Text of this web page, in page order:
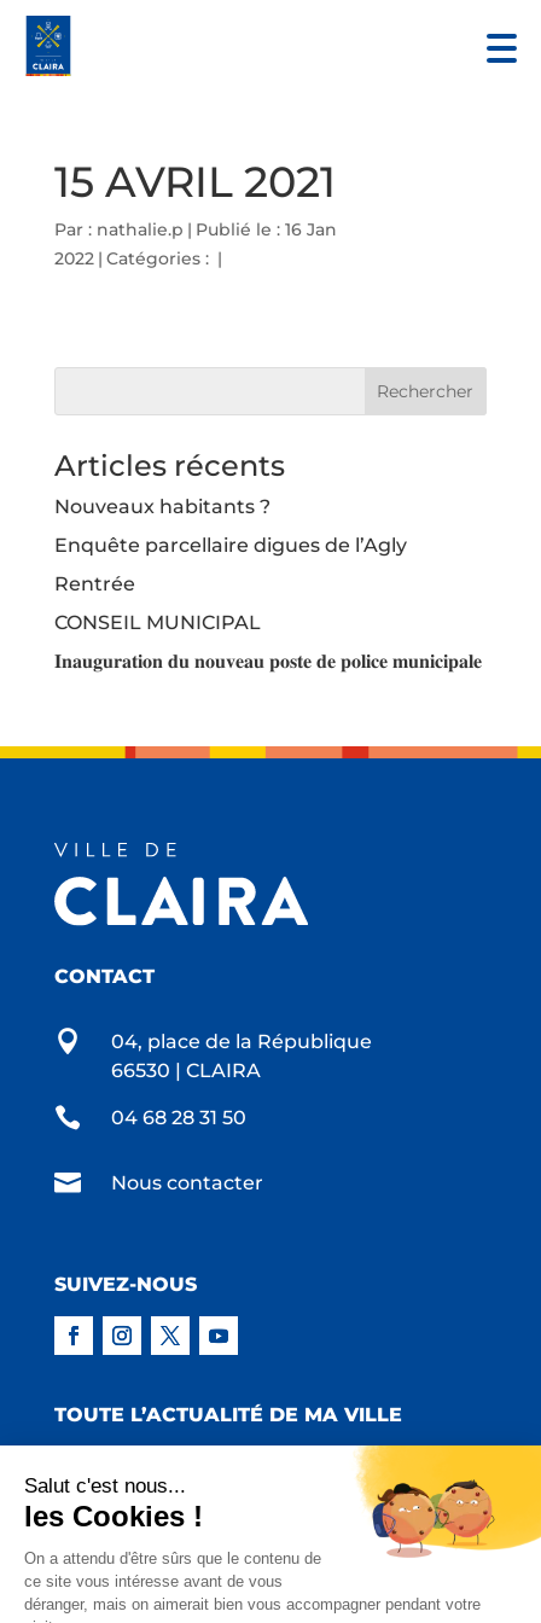
15 AVRIL 2021
Par : nathalie.p | Publié le : 16 Jan
2022 | Catégories : |
Articles récents
Nouveaux habitants ?
Enquête parcellaire digues de l’Agly
Rentrée
CONSEIL MUNICIPAL
𝐈𝐧𝐚𝐮𝐠𝐮𝐫𝐚𝐭𝐢𝐨𝐧 𝐝𝐮 𝐧𝐨𝐮𝐯𝐞𝐚𝐮 𝐩𝐨𝐬𝐭𝐞 𝐝𝐞 𝐩𝐨𝐥𝐢𝐜𝐞 𝐦𝐮𝐧𝐢𝐜𝐢𝐩𝐚𝐥𝐞
CONTACT

04, place de la République
66530 | CLAIRA
 04 68 28 31 50
 Nous contacter
SUIVEZ-NOUS
TOUTE L’ACTUALITÉ DE MA VILLE
Copyright © 2022 Mairie de Claira | Réalisation
:Emmaluc Communication
Salut c'est nous...
les Cookies !
On a attendu d'être sûrs que le contenu de
ce site vous intéresse avant de vous
déranger, mais on aimerait bien vous accompagner pendant votre